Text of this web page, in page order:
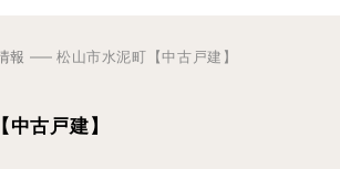
報 松山市水泥町【中古戸建】
古戸建】